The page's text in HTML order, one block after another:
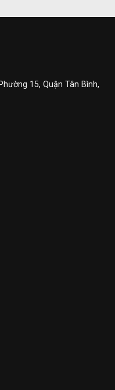
15, Quận Tân Bình,